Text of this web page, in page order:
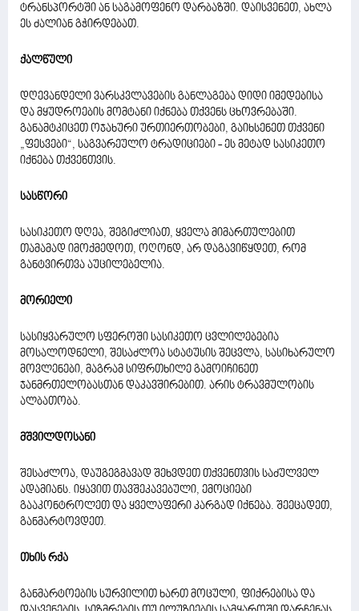
ტრანსპორტში ან საგამოფენო დარბაზში. დაისვენეთ, ახლა
ეს ძალიან გჭირდებათ.
ქალწული
დღევანდელი ვარსკვლავების განლაგება დიდი იმედებისა
და მყუდროების მომტანი იქნება თქვენს ცხოვრებაში.
განამტკიცეთ ოჯახური ურთიერთობები, გაიხსენეთ თქვენი
„ფესვები“, საგვარეულო ტრადიციები - ეს მეტად სასიკეთო
იქნება თქვენთვის.
სასწორი
სასიკეთო დღეა, შეგიძლიათ, ყველა მიმართულებით
თამამად იმოქმედოთ, ოღონდ, არ დაგავიწყდეთ, რომ
განტვირთვა აუცილებელია.
მორიელი
სასიყვარულო სფეროში სასიკეთო ცვლილებებია
მოსალოდნელი, შესაძლოა სტატუსის შეცვლა, სასიხარულო
მოვლენები, მაგრამ სიფრთხილე გამოიჩინეთ
ჯანმრთელობასთან დაკავშირებით. არის ტრავმულობის
ალბათობა.
მშვილდოსანი
შესაძლოა, დაუგეგმავად შეხვდეთ თქვენთვის საძულველ
ადამიანს. იყავით თავშეკავებული, ემოციები
გააკონტროლეთ და ყველაფერი კარგად იქნება. შეეცადეთ,
განმარტოვდეთ.
თხის რქა
განმარტოების სურვილით ხართ მოცული, ფიქრებისა და